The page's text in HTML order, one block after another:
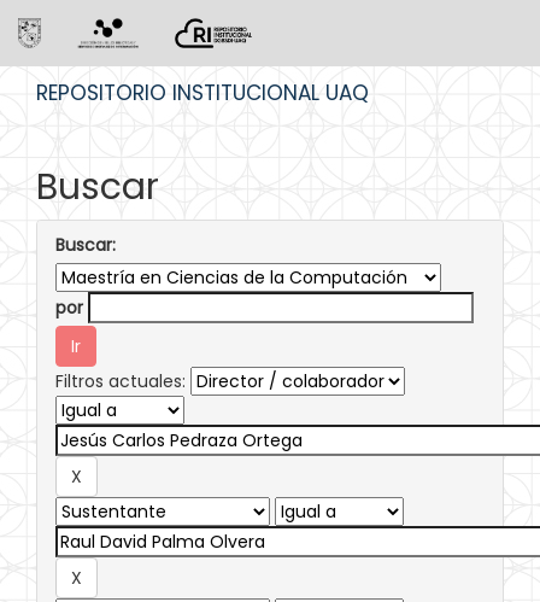
REPOSITORIO INSTITUCIONAL UAQ
Buscar
Buscar:
por
Filtros actuales: